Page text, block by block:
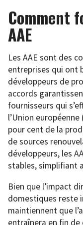
Comment
AAE
Les AAE sont des
entreprises qui ont
développeurs de
accords
fournisseurs qui
l’Union
pour cent de la
de sources
développeurs, les
stables, simplifiant
Bien que l’impact
domestiques reste
maintiennent que
entraînera en fin de